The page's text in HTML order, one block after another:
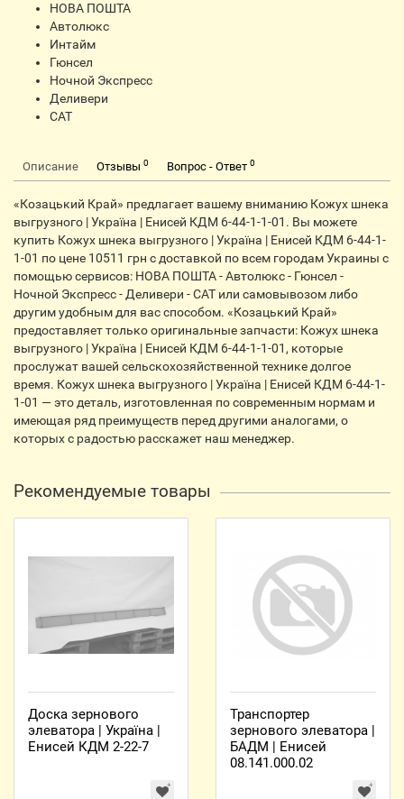
НОВА ПОШТА
Автолюкс
Интайм
Гюнсел
Ночной Экспресс
Деливери
CАТ
Описание Отзывы 0 Вопрос - Ответ 0
«Козацький Край» предлагает вашему вниманию Кожух шнека
выгрузного | Україна | Енисей КДМ 6-44-1-1-01. Вы можете
купить Кожух шнека выгрузного | Україна | Енисей КДМ 6-44-1-
1-01 по цене 10511 грн с доставкой по всем городам Украины с
помощью сервисов: НОВА ПОШТА - Автолюкс - Гюнсел -
Ночной Экспресс - Деливери - САТ или самовывозом либо
другим удобным для вас способом. «Козацький Край»
предоставляет только оригинальные запчасти: Кожух шнека
выгрузного | Україна | Енисей КДМ 6-44-1-1-01, которые
прослужат вашей сельскохозяйственной технике долгое
время. Кожух шнека выгрузного | Україна | Енисей КДМ 6-44-1-
1-01 — это деталь, изготовленная по современным нормам и
имеющая ряд преимуществ перед другими аналогами, о
которых с радостью расскажет наш менеджер.
Рекомендуемые товары
Доска зернового
элеватора | Україна |
Енисей КДМ 2-22-7
Транспортер
зернового элеватора |
БАДМ | Енисей
08.141.000.02